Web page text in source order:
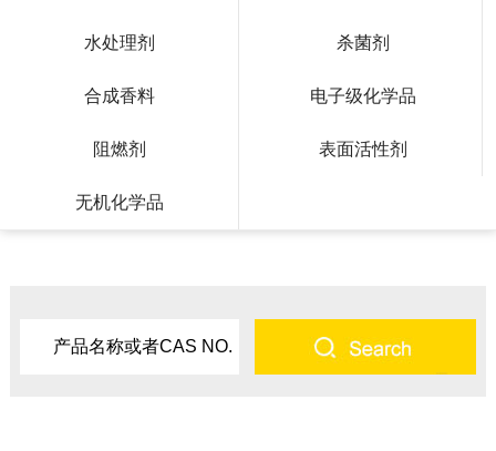
水处理剂 杀菌剂
合成香料 电子级化学品
阻燃剂 表面活性剂
无机化学品